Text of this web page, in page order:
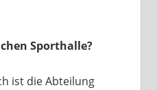
Sporthalle?
ist die Abteilung